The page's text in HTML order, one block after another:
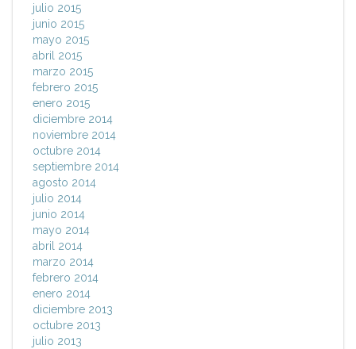
julio 2015
junio 2015
mayo 2015
abril 2015
marzo 2015
febrero 2015
enero 2015
diciembre 2014
noviembre 2014
octubre 2014
septiembre 2014
agosto 2014
julio 2014
junio 2014
mayo 2014
abril 2014
marzo 2014
febrero 2014
enero 2014
diciembre 2013
octubre 2013
julio 2013